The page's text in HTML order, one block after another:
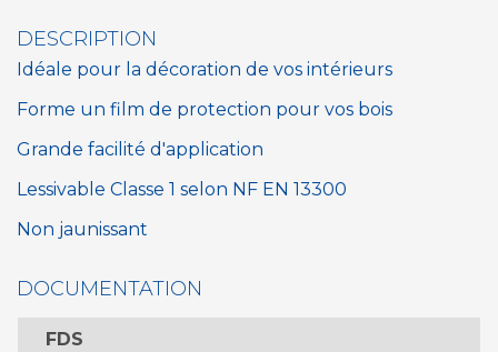
DESCRIPTION
Idéale pour la décoration de vos intérieurs
Forme un film de protection pour vos bois
Grande facilité d'application
Lessivable Classe 1 selon NF EN 13300
Non jaunissant
DOCUMENTATION
FDS